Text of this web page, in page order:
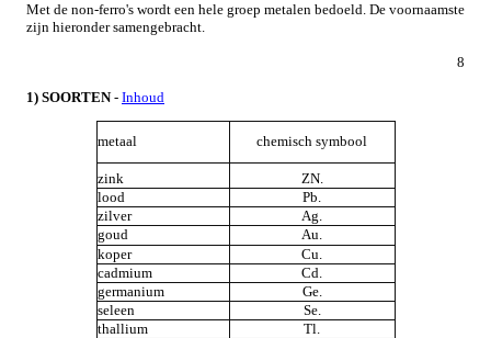
Met de non-ferro's wordt een hele groep metalen bedoeld. De voornaamste
zijn hieronder samengebracht.
8
1) SOORTEN- Inhoud
metaal chemisch symbool
zink
ZN.
lood
Pb.
zilver
Ag.
goud
Au.
koper
Cu.
cadmium
Cd.
germanium
Ge.
seleen
Se.
thallium
Tl.